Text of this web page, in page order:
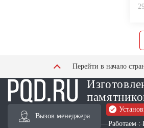
Перейти в начало
Вызов менеджера
Работаем :